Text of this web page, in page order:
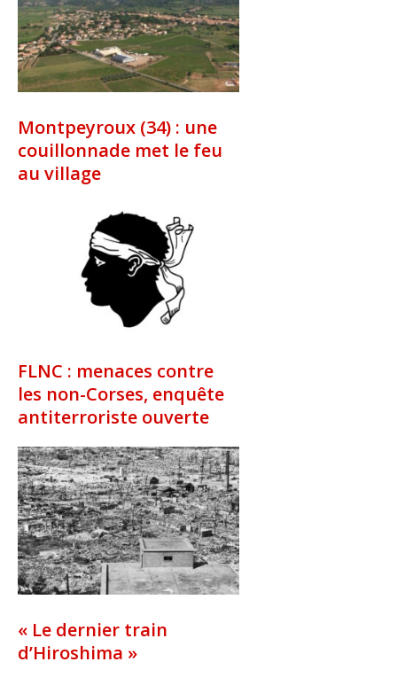
Montpeyroux (34) : une
couillonnade met le feu
au village
FLNC : menaces contre
les non-Corses, enquête
antiterroriste ouverte
« Le dernier train
d’Hiroshima »